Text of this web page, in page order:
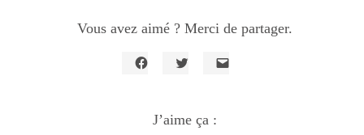
Vous avez aimé ? Merci de partager.
Facebook(ouvre
dans
Twitter(ouvre
dans
J’aime ça :